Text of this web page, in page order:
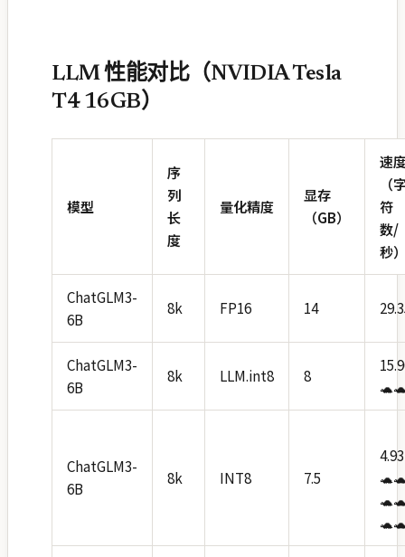
LLM 性能对比（NVIDIA Tesla
T4 16GB）
模型
序
列
长
度
量化精度
显存
（GB）
速
（
符
数/
秒
ChatGLM3-
6B
8k FP16 14
ChatGLM3-
6B
8k LLM.int8 8
ChatGLM3-
6B
8k INT8 7.5
4.93